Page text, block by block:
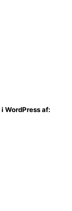
WordPress af: